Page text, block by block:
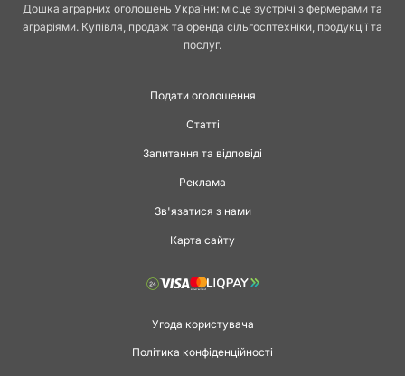
Дошка аграрних оголошень України: місце зустрічі з фермерами та
аграріями. Купівля, продаж та оренда сільгосптехніки, продукції та
послуг.
Подати оголошення
Статті
Запитання та відповіді
Реклама
Зв'язатися з нами
Карта сайту
Угода користувача
Політика конфіденційності